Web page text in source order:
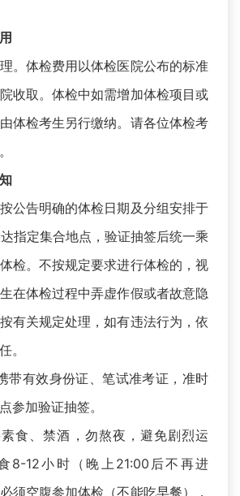
。体检费用以体检医院公布的标准
收取。体检中如需增加体检项目或
体检考生另行缴纳。请各位体检考
公告明确的体检日期及分组安排于
指定集合地点，验证抽签后统一乘
检。不按规定要求进行体检的，视
在体检过程中弄虚作假或者故意隐
有关规定处理，如有违法行为，依
。
带有效身份证、笔试准考证，准时
参加验证抽签。
食、禁酒，勿熬夜，避免剧烈运
8-12小时（晚上21:00后不再进
须空腹参加体检（不能吃早餐），